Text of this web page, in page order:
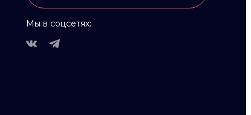
Мы в соцсетях: